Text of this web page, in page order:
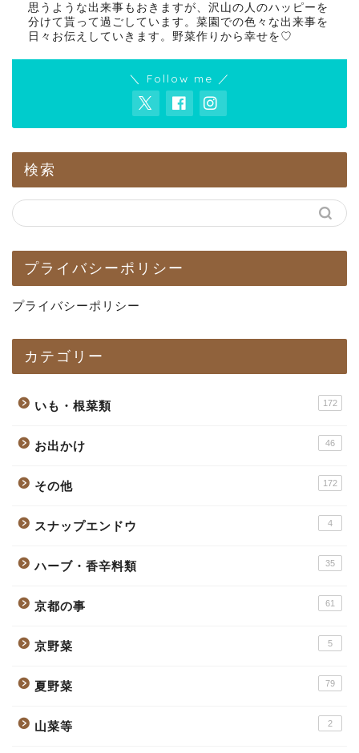
思うような出来事もおきますが、沢山の人のハッピーを
分けて貰って過ごしています。菜園での色々な出来事を
日々お伝えしていきます。野菜作りから幸せを♡
＼ Follow me ／
検索
プライバシーポリシー
プライバシーポリシー
カテゴリー
いも・根菜類 172
お出かけ 46
その他 172
スナップエンドウ 4
ハーブ・香辛料類 35
京都の事 61
京野菜 5
夏野菜 79
山菜等 2